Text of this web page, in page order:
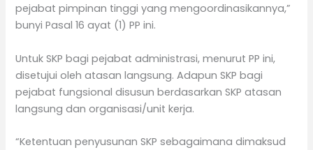
pejabat pimpinan tinggi yang mengoordinasikannya,”
bunyi Pasal 16 ayat (1) PP ini.
Untuk SKP bagi pejabat administrasi, menurut PP ini,
disetujui oleh atasan langsung. Adapun SKP bagi
pejabat fungsional disusun berdasarkan SKP atasan
langsung dan organisasi/unit kerja.
“Ketentuan penyusunan SKP sebagaimana dimaksud